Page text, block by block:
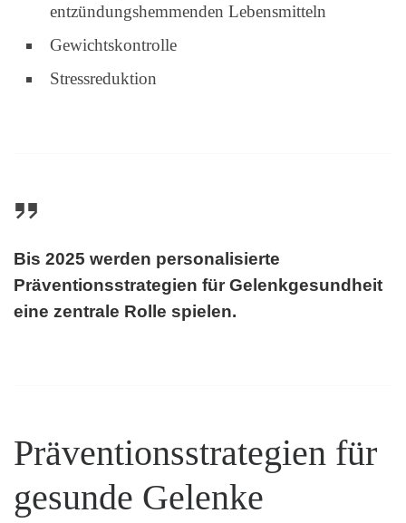
entzündungshemmenden Lebensmitteln
Gewichtskontrolle
Stressreduktion
Bis 2025 werden personalisierte
Präventionsstrategien für Gelenkgesundheit
eine zentrale Rolle spielen.
Präventionsstrategien für
gesunde Gelenke